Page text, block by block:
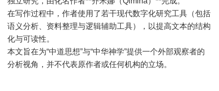
在写作过程中，作者使用了若干现代数字化研究工具（包括
语义分析、资料整理与逻辑辅助工具），以提高文本的结构
化与可读性。
本文旨在为“中道思想”与“中华神学”提供一个外部观察者的
分析视角，并不代表原作者或任何机构的立场。